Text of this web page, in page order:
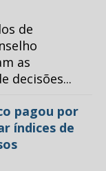
de
as
decisões...
pagou por
índices de